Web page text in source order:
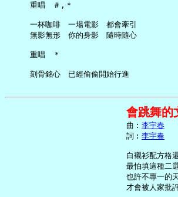
     重唱　＃,＊
     一杯咖啡　一場電影　都會牽引
     無影無形　你的身影　隨時隨心
     重唱　＊
會跳舞
     曲︰
李宇春
     詞︰
李宇春
白襯衫配方格
最怕填這種二
也許不專一的
才會被人家批